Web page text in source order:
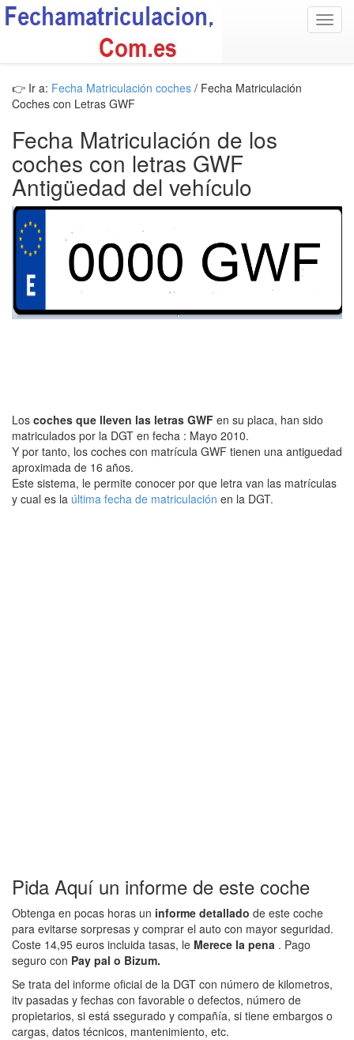
👉 Ir a: Fecha Matriculación coches / Fecha Matriculación
Coches con Letras GWF
Fecha Matriculación de los
coches con letras GWF
Antigüedad del vehículo
Los coches que lleven las letras GWF en su placa, han sido
matriculados por la DGT en fecha : Mayo 2010.
Y por tanto, los coches con matrícula GWF tienen una antiguedad
aproximada de 16 años.
Este sistema, le permite conocer por que letra van las matrículas
y cual es la última fecha de matriculación en la DGT.
Pida Aquí un informe de este coche
Obtenga en pocas horas un informe detallado de este coche
para evitarse sorpresas y comprar el auto con mayor seguridad.
Coste 14,95 euros incluida tasas, le Merece la pena . Pago
seguro con Pay pal o Bizum.
Se trata del informe oficial de la DGT con número de kilometros,
itv pasadas y fechas con favorable o defectos, número de
propietarios, si está ssegurado y compañía, si tiene embargos o
cargas, datos técnicos, mantenimiento, etc.